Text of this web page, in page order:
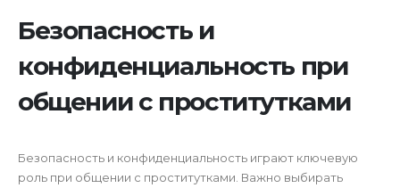
Безопасность и
конфиденциальность при
общении с проститутками
Безопасность и конфиденциальность играют ключевую
роль при общении с проститутками. Важно выбирать